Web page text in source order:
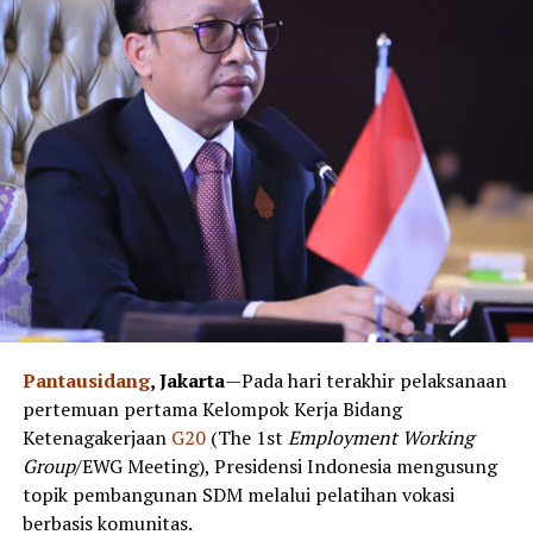
Pantausidang, Jakarta—Pada hari terakhir pelaksanaan
pertemuan pertama Kelompok Kerja Bidang
Ketenagakerjaan G20(The 1st Employment Working
Group/EWG Meeting), Presidensi Indonesia mengusung
topik pembangunan SDM melalui pelatihan vokasi
berbasis komunitas.